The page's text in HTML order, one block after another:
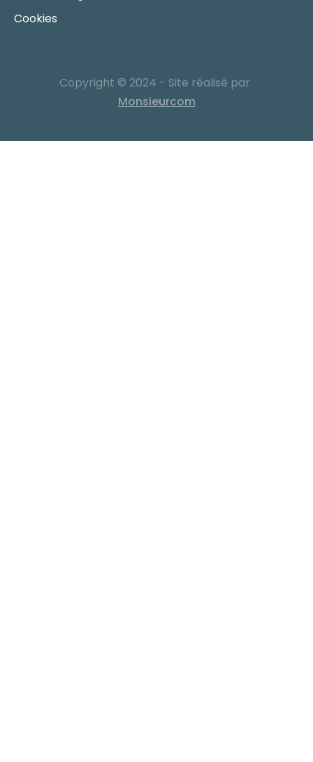
Cookies
Copyright © 2024 - Site réalisé par
Monsieurcom